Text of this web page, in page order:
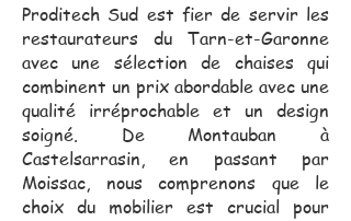
Proditech Sud est fier de servir les
restaurateurs du Tarn-et-Garonne
avec une sélection de chaises qui
combinent un prix abordable avec une
qualité irréprochable et un design
soigné. De Montauban à
Castelsarrasin, en passant par
Moissac, nous comprenons que le
choix du mobilier est crucial pour